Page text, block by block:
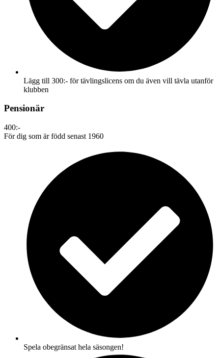
Lägg till 300:- för tävlingslicens om du även vill tävla utanför
klubben
Pensionär
400:-
För dig som är född senast 1960
Spela obegränsat hela säsongen!